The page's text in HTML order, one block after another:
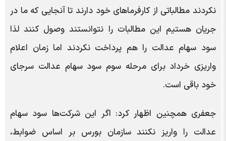
نکردند مطالباتی از کارفرماهای خود دارند تا آنجایی که ما در
جریان هستیم این مطالبات را نتوانستند وصول کنند لذا
سود سهام عدالت را هم پرداخت نکردند اما زمان اعلام
واریزی خرداد برای مرحله سوم سود سهام عدالت سرجای
خود باقی است.
جعفری همچنین اظهار کرد: اگر این شرکت‌ها سود سهام
عدالت را واریز نکنند سازمان بورس بر اساس ضوابط،